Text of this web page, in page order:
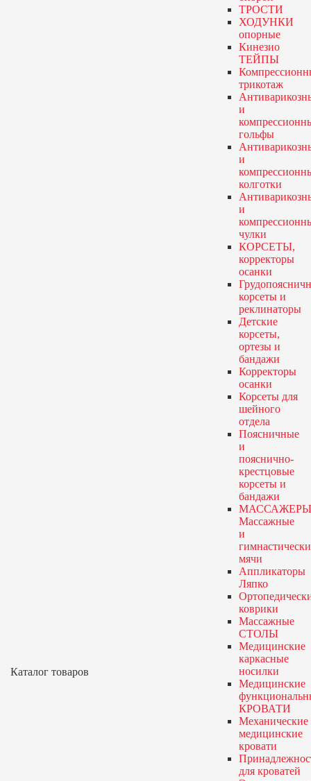
Каталог товаров
ТРОСТИ
ХОДУНКИ
опорные
Кинезио
ТЕЙПЫ
трикотаж
и
гольфы
и
колготки
и
чулки
КОРСЕТЫ,
корректоры
осанки
корсеты и
реклинаторы
Детские
корсеты,
ортезы и
бандажи
Корректоры
осанки
Корсеты для
шейного
отдела
Поясничные
и
пояснично-
крестцовые
корсеты и
бандажи
Массажные
и
мячи
Аппликаторы
Ляпко
коврики
Массажные
СТОЛЫ
Медицинские
каркасные
носилки
Медицинские
КРОВАТИ
Механические
медицинские
кровати
для кроватей